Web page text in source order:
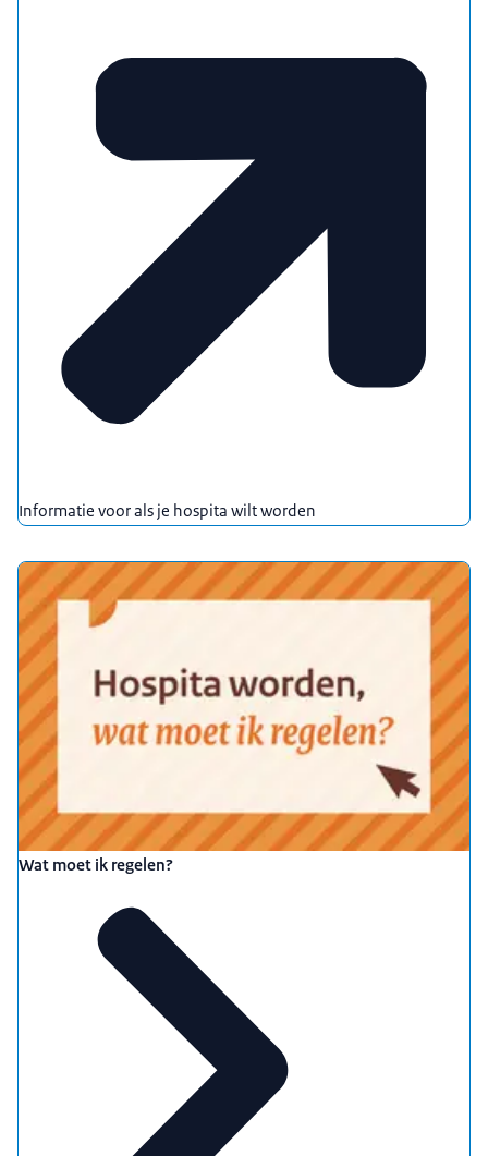
woonruimte. En het maakt niet uit of je in een
koop- of huurwoning woont.
Voor hospitaverhuur gelden bepaalde
voorwaarden. Zo mag je verhuren als je:
Een toegang en gemeenschappelijke
voorzieningen deelt bijvoorbeeld de keuken, de
badkamer en toilet.
Een huurcontract met elkaar hebt afgesloten;
Een huurder hebt die minimaal 18 jaar is en geen
geregistreerd partner van je is.
En allebei op hetzelfde adres staat ingeschreven.
Of je nu alleen woont of samen, met of zonder
iemand aan woonruimte. Een huurder kan leuk
of zorgen voor een veilig gevoel in huis. Wil je
hospitaverhuurder worden? Check dan de
hospitaverhuurregels,
Sommige regels verschillen namelijk per
gemeente.
Vraag altijd schriftelijk toestemming voor het
En bekijk of hospitaverhuur invloed heeft op jouw
toeslagen, uitkeringen of belastingen.
met je huurder stel je het huurcontract op.
Hierin zet je alle afspraken op een rij, zoals de
huurprijs en welk deel van de woning de huurder
mag gebruiken.
Maak bijvoorbeeld ook afspraken over huisdieren,
roken, en privacy. Daarmee voorkom je
onverwachte situaties en
zorg je voor een plezierige woonsituatie. Is dit iets
voor jou, en heb je hulp nodig bij het vinden van
Informatie voor als je hospita wilt worden
Wat moet ik regelen?